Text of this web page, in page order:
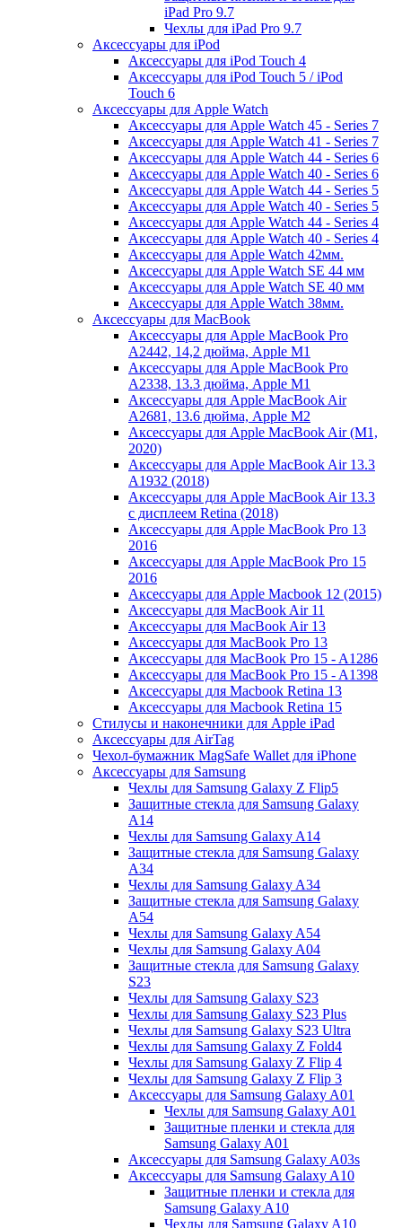
iPad Pro 9.7
Чехлы для iPad Pro 9.7
Аксессуары для iPod
Аксессуары для iPod Touch 4
Аксессуары для iPod Touch 5 / iPod
Touch 6
Аксессуары для Apple Watch
Аксессуары для Apple Watch 45 - Series 7
Аксессуары для Apple Watch 41 - Series 7
Аксессуары для Apple Watch 44 - Series 6
Аксессуары для Apple Watch 40 - Series 6
Аксессуары для Apple Watch 44 - Series 5
Аксессуары для Apple Watch 40 - Series 5
Аксессуары для Apple Watch 44 - Series 4
Аксессуары для Apple Watch 40 - Series 4
Аксессуары для Apple Watch 42мм.
Аксессуары для Apple Watch SE 44 мм
Аксессуары для Apple Watch SE 40 мм
Аксессуары для Apple Watch 38мм.
Аксессуары для MacBook
Аксессуары для Apple MacBook Pro
A2442, 14,2 дюйма, Apple M1
Аксессуары для Apple MacBook Pro
A2338, 13.3 дюйма, Apple M1
Аксессуары для Apple MacBook Air
A2681, 13.6 дюйма, Apple M2
Аксессуары для Apple MacBook Air (M1,
2020)
Аксессуары для Apple MacBook Air 13.3
A1932 (2018)
Аксессуары для Apple MacBook Air 13.3
с дисплеем Retina (2018)
Аксессуары для Apple MacBook Pro 13
2016
Аксессуары для Apple MacBook Pro 15
2016
Аксессуары для Apple Macbook 12 (2015)
Аксессуары для MacBook Air 11
Аксессуары для MacBook Air 13
Аксессуары для MacBook Pro 13
Аксессуары для MacBook Pro 15 - A1286
Аксессуары для MacBook Pro 15 - A1398
Аксессуары для Macbook Retina 13
Аксессуары для Macbook Retina 15
Стилусы и наконечники для Apple iPad
Аксессуары для AirTag
Чехол-бумажник MagSafe Wallet для iPhone
Аксессуары для Samsung
Чехлы для Samsung Galaxy Z Flip5
Защитные стекла для Samsung Galaxy
A14
Чехлы для Samsung Galaxy A14
Защитные стекла для Samsung Galaxy
A34
Чехлы для Samsung Galaxy A34
Защитные стекла для Samsung Galaxy
A54
Чехлы для Samsung Galaxy A54
Чехлы для Samsung Galaxy A04
Защитные стекла для Samsung Galaxy
S23
Чехлы для Samsung Galaxy S23
Чехлы для Samsung Galaxy S23 Plus
Чехлы для Samsung Galaxy S23 Ultra
Чехлы для Samsung Galaxy Z Fold4
Чехлы для Samsung Galaxy Z Flip 4
Чехлы для Samsung Galaxy Z Flip 3
Аксессуары для Samsung Galaxy A01
Чехлы для Samsung Galaxy A01
Защитные пленки и стекла для
Samsung Galaxy A01
Аксессуары для Samsung Galaxy A03s
Аксессуары для Samsung Galaxy A10
Защитные пленки и стекла для
Samsung Galaxy A10
Чехлы для Samsung Galaxy A10